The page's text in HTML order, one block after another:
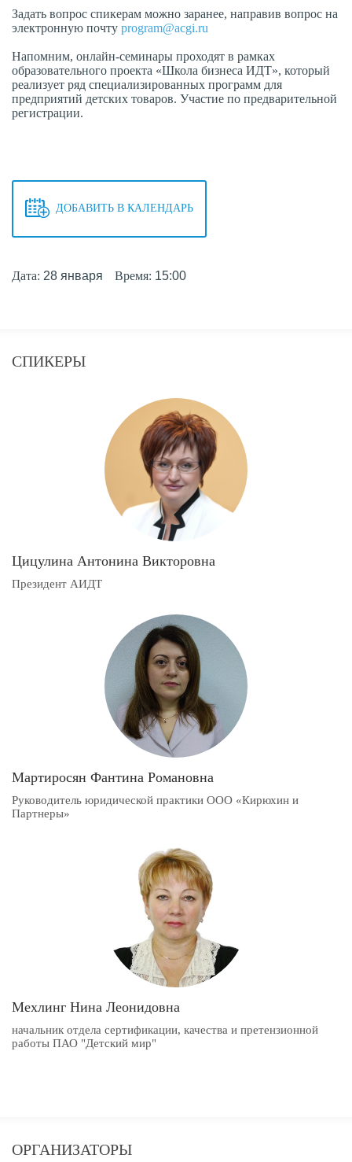
Задать вопрос спикерам можно заранее, направив вопрос на
электронную почту program@acgi.ru
Напомним, онлайн-семинары проходят в рамках
образовательного проекта «Школа бизнеса ИДТ», который
реализует ряд специализированных программ для
предприятий детских товаров. Участие по предварительной
регистрации.
ДОБАВИТЬ В КАЛЕНДАРЬ
Дата: 28 января Время: 15:00
СПИКЕРЫ
Цицулина Антонина Викторовна
Президент АИДТ
Мартиросян Фантина Романовна
Руководитель юридической практики ООО «Кирюхин и
Партнеры»
Мехлинг Нина Леонидовна
начальник отдела сертификации, качества и претензионной
работы ПАО "Детский мир"
ОРГАНИЗАТОРЫ